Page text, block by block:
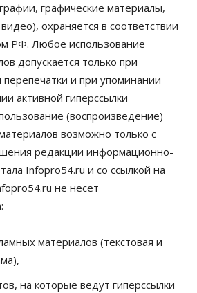
графические материалы,
охраняется в соответствии
РФ. Любое использование
допускается только при
и при упоминании
активной гиперссылки
(воспроизведение)
возможно только с
редакции информационно-
Infopro54.ru и со ссылкой на
не несет
материалов (текстовая и
на которые ведут гиперссылки